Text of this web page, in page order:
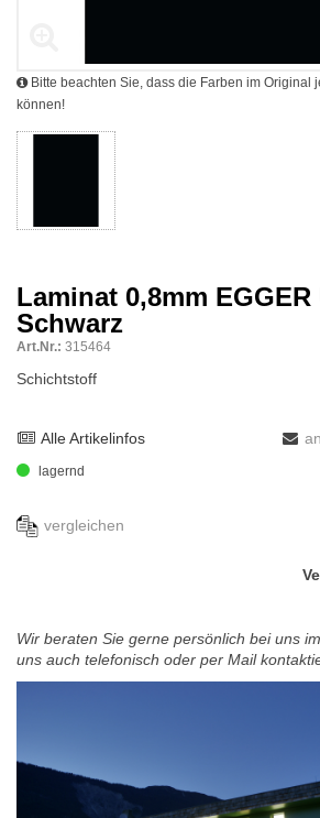
Bitte beachten Sie, dass die Farben im Original
können!
Laminat 0,8mm EGGER
Schwarz
Art.Nr.: 315464
Schichtstoff
Alle Artikelinfos
lagernd
vergleichen
Wir beraten Sie gerne persönlich bei uns
uns auch telefonisch oder per Mail